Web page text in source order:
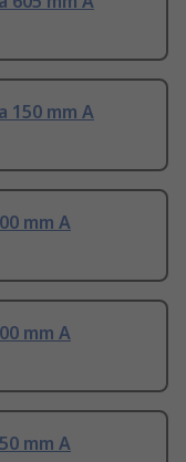
150 mm A
mm A
mm A
mm A